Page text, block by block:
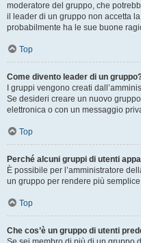
moderatore del gruppo, che
il leader di un gruppo non accetta
probabilmente ha le sue buone
Top
Come divento leader di un
I gruppi vengono creati
Se desideri creare un nuovo
elettronica o con un messaggio
Top
Perché alcuni gruppi di utenti
È possibile per l’amministratore
un gruppo per rendere più
Top
Che cos’è un gruppo di utenti